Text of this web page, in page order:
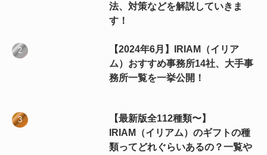
法、対策などを解説していきま
す！
【2024年6月】IRIAM（イリア
ム）おすすめ事務所14社、大手事
務所一覧を一挙公開！
【最新版全112種類〜】
IRIAM（イリアム）のギフトの種
類ってどれぐらいあるの？一覧や